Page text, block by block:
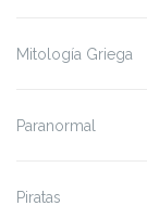
Mitología Griega
Paranormal
Piratas